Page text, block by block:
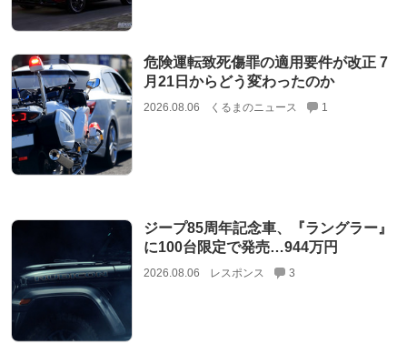
危険運転致死傷罪の適用要件が改正 7
月21日からどう変わったのか
2026.08.06 くるまのニュース 1
ジープ85周年記念車、『ラングラー』
に100台限定で発売…944万円
2026.08.06 レスポンス 3